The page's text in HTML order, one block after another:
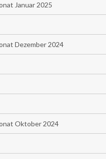
Januar 2025
Dezember 2024
Oktober 2024